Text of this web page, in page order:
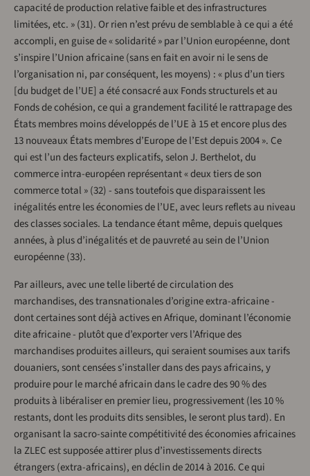
capacité de production relative faible et des infrastructures
limitées, etc. » (31). Or rien n’est prévu de semblable à ce qui a été
accompli, en guise de « solidarité » par l’Union européenne, dont
s’inspire l’Union africaine (sans en fait en avoir ni le sens de
l’organisation ni, par conséquent, les moyens) : « plus d’un tiers
[du budget de l’UE] a été consacré aux Fonds structurels et au
Fonds de cohésion, ce qui a grandement facilité le rattrapage des
États membres moins développés de l’UE à 15 et encore plus des
13 nouveaux États membres d’Europe de l’Est depuis 2004 ». Ce
qui est l’un des facteurs explicatifs, selon J. Berthelot, du
commerce intra-européen représentant « deux tiers de son
commerce total » (32) - sans toutefois que disparaissent les
inégalités entre les économies de l’UE, avec leurs reflets au niveau
des classes sociales. La tendance étant même, depuis quelques
années, à plus d’inégalités et de pauvreté au sein de l’Union
européenne (33).
Par ailleurs, avec une telle liberté de circulation des
marchandises, des transnationales d’origine extra-africaine -
dont certaines sont déjà actives en Afrique, dominant l’économie
dite africaine - plutôt que d’exporter vers l’Afrique des
marchandises produites ailleurs, qui seraient soumises aux tarifs
douaniers, sont censées s’installer dans des pays africains, y
produire pour le marché africain dans le cadre des 90 % des
produits à libéraliser en premier lieu, progressivement (les 10 %
restants, dont les produits dits sensibles, le seront plus tard). En
organisant la sacro-sainte compétitivité des économies africaines
la ZLEC est supposée attirer plus d’investissements directs
étrangers (extra-africains), en déclin de 2014 à 2016. Ce qui